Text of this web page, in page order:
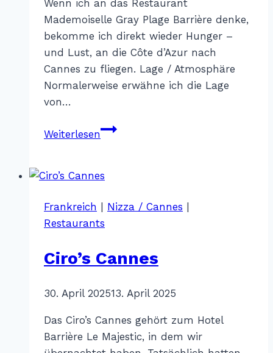
Wenn ich an das Restaurant
Mademoiselle Gray Plage Barrière denke,
bekomme ich direkt wieder Hunger –
und Lust, an die Côte d’Azur nach
Cannes zu fliegen. Lage / Atmosphäre
Normalerweise erwähne ich die Lage
von…
WeiterlesenMademoiselle
Barrière
Cannes
Frankreich | Nizza / Cannes |
Restaurants
Ciro’s Cannes
VonKatharina
30. April 202513. April 2025
Das Ciro’s Cannes gehört zum Hotel
Barrière Le Majestic, in dem wir